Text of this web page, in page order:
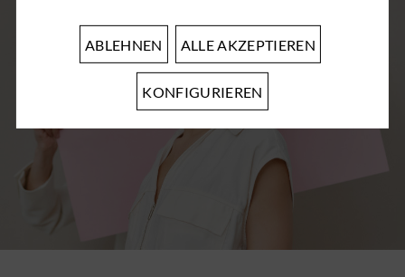
ABLEHNEN ALLE AKZEPTIEREN
KONFIGURIEREN